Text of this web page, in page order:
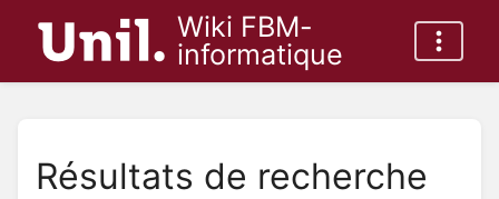
Wiki FBM-
informatique
Résultats de recherche